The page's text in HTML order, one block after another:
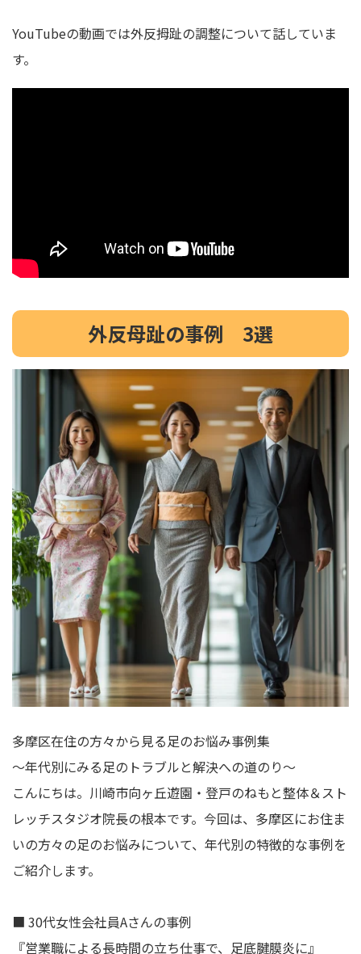
YouTubeの動画では外反拇趾の調整について話していま
す。
外反母趾の事例 3選
多摩区在住の方々から見る足のお悩み事例集
～年代別にみる足のトラブルと解決への道のり～
こんにちは。川崎市向ヶ丘遊園・登戸のねもと整体＆スト
レッチスタジオ院長の根本です。今回は、多摩区にお住ま
いの方々の足のお悩みについて、年代別の特徴的な事例を
ご紹介します。
■ 30代女性会社員Aさんの事例
『営業職による長時間の立ち仕事で、足底腱膜炎に』